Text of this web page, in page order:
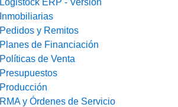
Inmobiliarias
Pedidos y Remitos
Planes de Financiación
Políticas de Venta
Presupuestos
Producción
RMA y Órdenes de Servicio